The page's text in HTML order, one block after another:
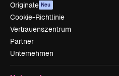
Originale Neu
Cookie-Richtlinie
Vertrauenszentrum
Partner
Unternehmen